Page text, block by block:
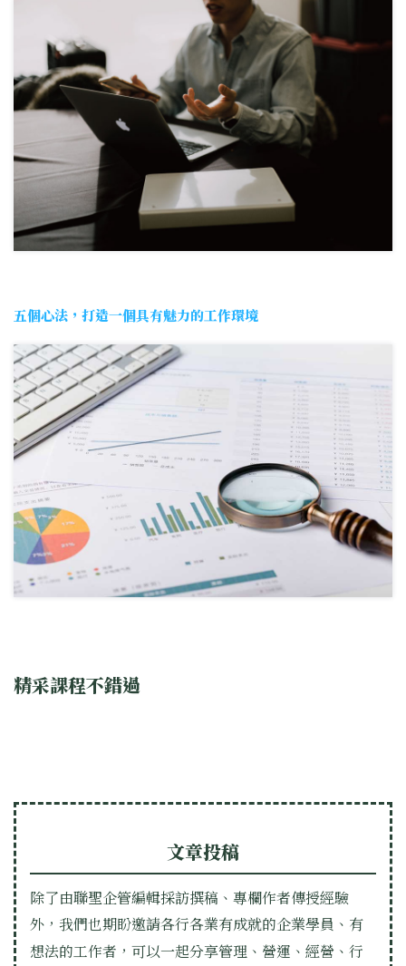
五個心法，打造一個具有魅力的工作環境
精采課程不錯過
文章投稿
除了由聯聖企管編輯採訪撰稿、專欄作者傳授經驗
外，我們也期盼邀請各行各業有成就的企業學員、有
想法的工作者，可以一起分享管理、營運、經營、行